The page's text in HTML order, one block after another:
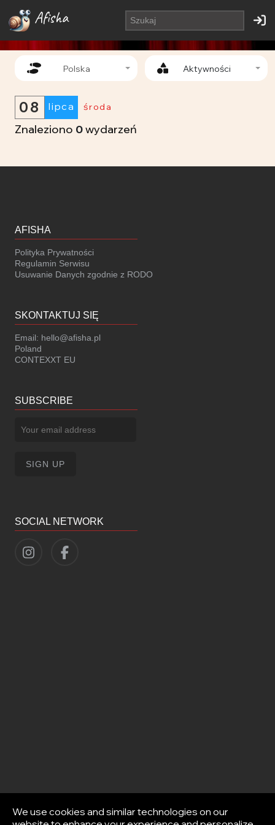
Afisha
środa
lipca
08
Znaleziono 0wydarzeń
Polska Aktywności
AFISHA
Polityka Prywatności
Regulamin Serwisu
Usuwanie Danych zgodnie z RODO
SKONTAKTUJ SIĘ
Email: hello@afisha.pl
Poland
CONTEXXT EU
SUBSCRIBE
SOCIAL NETWORK
We use cookies and similar technologies on our